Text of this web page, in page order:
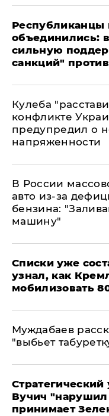
Республиканцы
объединились:
сильную
санкций"
Кулеба
конфликте
предупредил о
напряженности
В России
авто из-за
бензина:
машину"
Списки уже
узнал, как
мобилизовать
Муждабаев
"выбьет
Вучич "нарушил
принимает